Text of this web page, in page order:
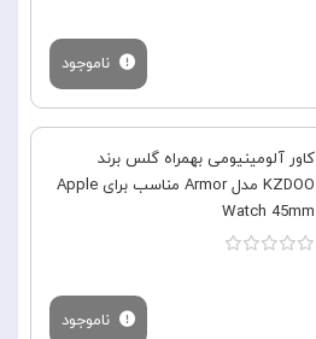
ناموجود
کاور آلومینیومی بهمراه گلس برند
KZDOO مدل Armor مناسب برای Apple
Watch 45mm
ناموجود